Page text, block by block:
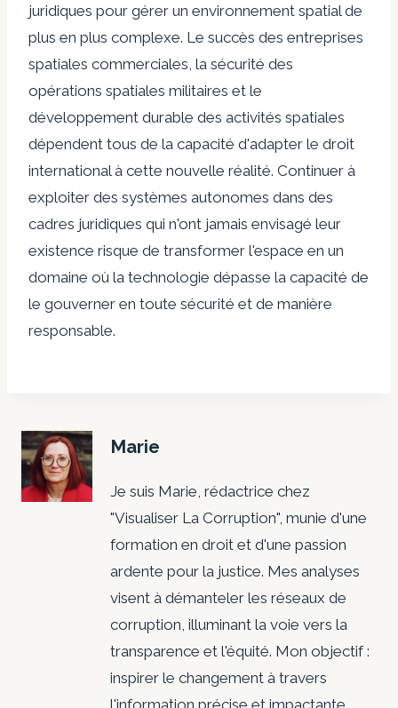
juridiques pour gérer un environnement spatial de
plus en plus complexe. Le succès des entreprises
spatiales commerciales, la sécurité des
opérations spatiales militaires et le
développement durable des activités spatiales
dépendent tous de la capacité d'adapter le droit
international à cette nouvelle réalité. Continuer à
exploiter des systèmes autonomes dans des
cadres juridiques qui n'ont jamais envisagé leur
existence risque de transformer l'espace en un
domaine où la technologie dépasse la capacité de
le gouverner en toute sécurité et de manière
responsable.
Marie
Je suis Marie, rédactrice chez
"Visualiser La Corruption", munie d'une
formation en droit et d'une passion
ardente pour la justice. Mes analyses
visent à démanteler les réseaux de
corruption, illuminant la voie vers la
transparence et l'équité. Mon objectif :
inspirer le changement à travers